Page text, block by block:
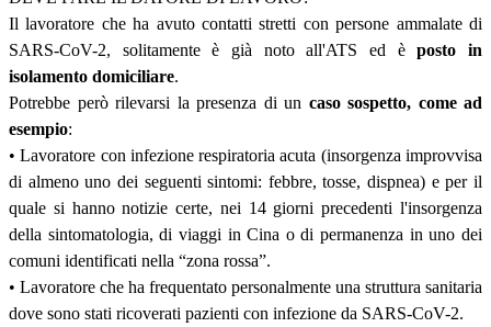
Il lavoratore che ha avuto contatti stretti con persone ammalate di
SARS-CoV-2, solitamente è già noto all'ATS ed èposto in
isolamento domiciliare.
Potrebbe però rilevarsi la presenza di un caso sospetto, come ad
esempio:
• Lavoratore con infezione respiratoria acuta (insorgenza improvvisa
di almeno uno dei seguenti sintomi: febbre, tosse, dispnea) e per il
quale si hanno notizie certe, nei 14 giorni precedenti l'insorgenza
della sintomatologia, di viaggi in Cina o di permanenza in uno dei
comuni identificati nella “zona rossa”.
• Lavoratore che ha frequentato personalmente una struttura sanitaria
dove sono stati ricoverati pazienti con infezione da SARS-CoV-2.